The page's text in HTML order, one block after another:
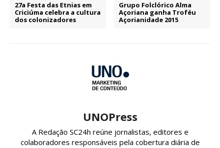
27a Festa das Etnias em
Criciúma celebra a cultura
dos colonizadores
Grupo Folclórico Alma
Açoriana ganha Troféu
Açorianidade 2015
UNOPress
A Redação SC24h reúne jornalistas, editores e
colaboradores responsáveis pela cobertura diária de